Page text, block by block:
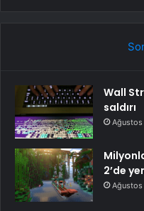
Wall
saldırı
Ağustos
2’de
Ağustos